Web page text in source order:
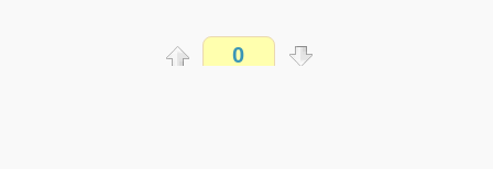
heat exhaustion
0